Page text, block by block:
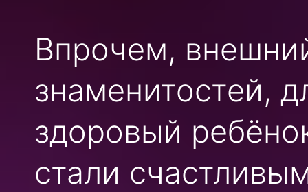
Впрочем,
знаменитостей,
здоровый
стали